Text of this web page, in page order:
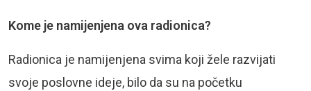
Kome je namijenjena ova radionica?
Radionica je namijenjena svima koji žele razvijati
svoje poslovne ideje, bilo da su na početku